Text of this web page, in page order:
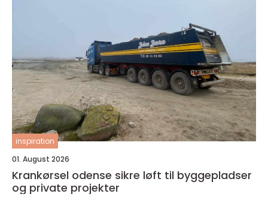
inspiration
01. August 2026
Krankørsel odense sikre løft til byggepladser
og private projekter